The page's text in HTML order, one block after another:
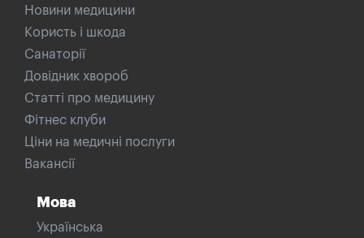
Новини медицини
Користь і шкода
Санаторії
Довідник хвороб
Статті про медицину
Фітнес клуби
Ціни на медичні послуги
Вакансії
Мова
Українська